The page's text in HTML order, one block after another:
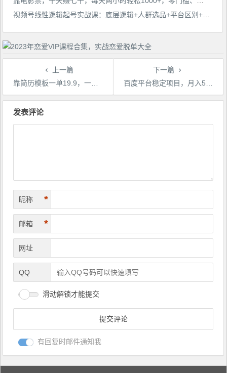
上一篇
靠简历模板一单19.9，一天收入1000+，无脑操作，保姆式教学，首选网赚副业！
下一篇
百度平台稳定项目，月入5k，稳定绿色，小白也可做
文
发表评论
昵称 *
邮箱 *
网址
QQ
滑动解锁才能提交
有回复时邮件通知我